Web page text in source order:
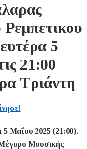
5
21:00
Τριάντη
5 Μαΐου 2025 (21:00),
Μουσικής